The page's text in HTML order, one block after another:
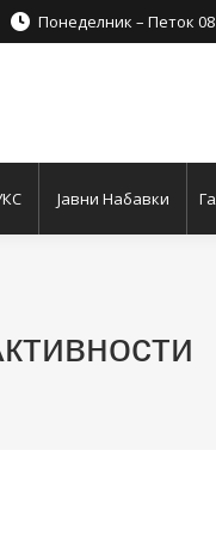
Понеделник – Петок 08
Јавни Набавки